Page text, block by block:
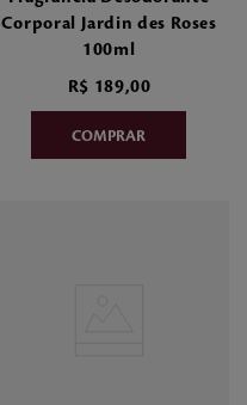
Corporal Jardin des Roses
100ml
R$ 189,00